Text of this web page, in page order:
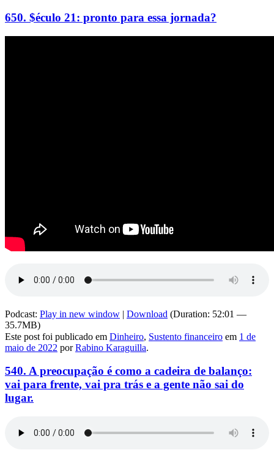
650. $éculo 21: pronto para essa jornada?
Podcast: Play in new window | Download (Duration: 52:01 —
35.7MB)
Este post foi publicado em Dinheiro, Sustento financeiro em 1 de
maio de 2022 porRabino Karaguilla.
540. A preocupação é como a cadeira de balanço:
vai para frente, vai pra trás e a gente não sai do
lugar.